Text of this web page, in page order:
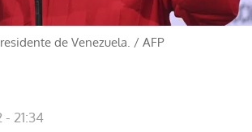
de Venezuela. / AFP
- 21:34